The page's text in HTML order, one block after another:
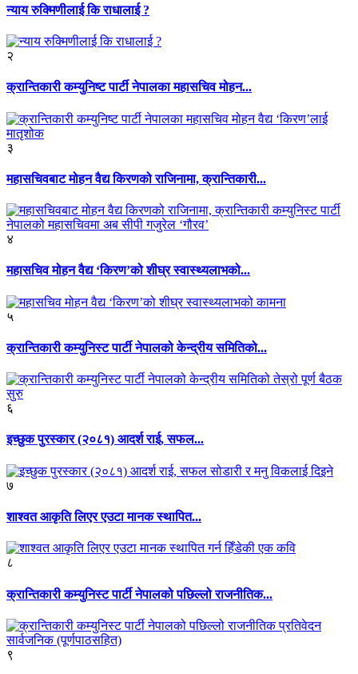
न्याय रुक्मिणीलाई कि राधालाई ?
२
क्रान्तिकारी कम्युनिष्ट पार्टी नेपालका महासचिव मोहन...
३
महासचिवबाट मोहन वैद्य किरणको राजिनामा, क्रान्तिकारी...
४
महासचिव मोहन वैद्य ‘किरण’को शीघ्र स्वास्थ्यलाभको...
५
क्रान्तिकारी कम्युनिस्ट पार्टी नेपालको केन्द्रीय समितिको...
६
इच्छुक पुरस्कार (२०८१) आदर्श राई, सफल...
७
शाश्वत आकृति लिएर एउटा मानक स्थापित...
८
क्रान्तिकारी कम्युनिस्ट पार्टी नेपालको पछिल्लो राजनीतिक...
९